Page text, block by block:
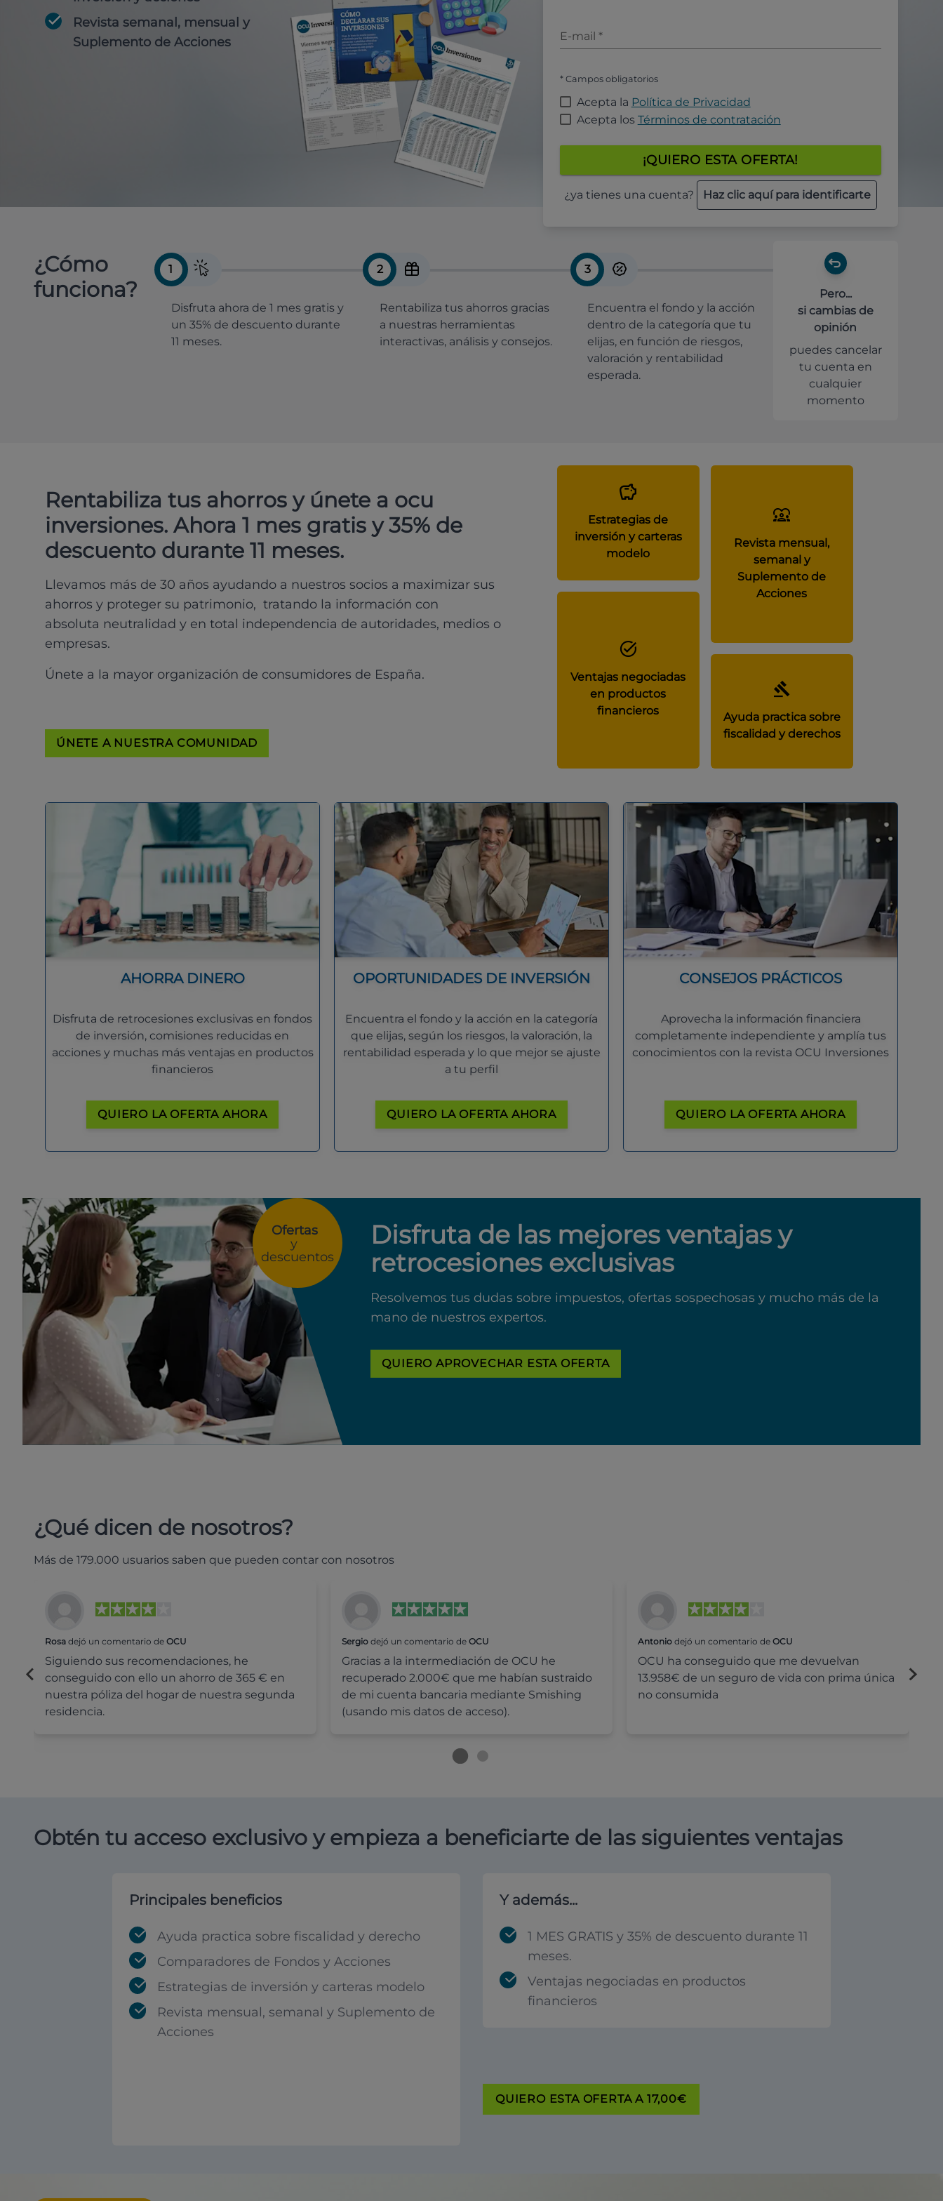
Revista semanal, mensual y
Suplemento de Acciones
E-mail *
* Campos obligatorios
Acepta la Política de Privacidad
Acepta los Términos de contratación
¡QUIERO ESTA OFERTA!
¿ya tienes una cuenta? Haz clic aquí para identificarte
¿Cómo
funciona?
1
Disfruta ahora de 1 mes gratis y
un 35% de descuento durante
11 meses.
2
Rentabiliza tus ahorros gracias
a nuestras herramientas
interactivas, análisis y consejos.
3
Encuentra el fondo y la acción
dentro de la categoría que tu
elijas, en función de riesgos,
valoración y rentabilidad
esperada.
Pero...
si cambias de
opinión
puedes cancelar
tu cuenta en
cualquier
momento
Rentabiliza tus ahorros y únete a ocu
inversiones. Ahora 1 mes gratis y 35% de
descuento durante 11 meses.
Llevamos más de 30 años ayudando a nuestros socios a maximizar sus
ahorros y proteger su patrimonio, tratando la información con
absoluta neutralidad y en total independencia de autoridades, medios o
empresas.
Únete a la mayor organización de consumidores de España.
ÚNETE A NUESTRA COMUNIDAD
Estrategias de
inversión y carteras
modelo
Revista mensual,
semanal y
Suplemento de
Acciones
Ventajas negociadas
en productos
financieros
Ayuda practica sobre
fiscalidad y derechos
AHORRA DINERO
Disfruta de retrocesiones exclusivas en fondos
de inversión, comisiones reducidas en
acciones y muchas más ventajas en productos
financieros
QUIERO LA OFERTA AHORA
OPORTUNIDADES DE INVERSIÓN
Encuentra el fondo y la acción en la categoría
que elijas, según los riesgos, la valoración, la
rentabilidad esperada y lo que mejor se ajuste
a tu perfil
QUIERO LA OFERTA AHORA
CONSEJOS PRÁCTICOS
Aprovecha la información financiera
completamente independiente y amplía tus
conocimientos con la revista OCU Inversiones
QUIERO LA OFERTA AHORA
Ofertas
y
descuentos
Disfruta de las mejores ventajas y
retrocesiones exclusivas
Resolvemos tus dudas sobre impuestos, ofertas sospechosas y mucho más de la
mano de nuestros expertos.
QUIERO APROVECHAR ESTA OFERTA
¿Qué dicen de nosotros?
Más de 179.000 usuarios saben que pueden contar con nosotros
Rosa dejó un comentario de OCU
Siguiendo sus recomendaciones, he
conseguido con ello un ahorro de 365 € en
nuestra póliza del hogar de nuestra segunda
residencia.
Sergiodejó un comentario de OCU
Gracias a la intermediación de OCU he
recuperado 2.000€ que me habían sustraido
de mi cuenta bancaria mediante Smishing
(usando mis datos de acceso).
Antonio dejó un comentario deOCU
OCU ha conseguido que me devuelvan
13.958€ de un seguro de vida con prima única
no consumida
Obtén tu acceso exclusivo y empieza a beneficiarte de las siguientes ventajas
Principales beneficios
Ayuda practica sobre fiscalidad y derecho
Comparadores de Fondos y Acciones
Estrategias de inversión y carteras modelo
Revista mensual, semanal y Suplemento de
Acciones
Y además...
1 MES GRATIS y 35% de descuento durante 11
meses.
Ventajas negociadas en productos
financieros
QUIERO ESTA OFERTA A 17,00€